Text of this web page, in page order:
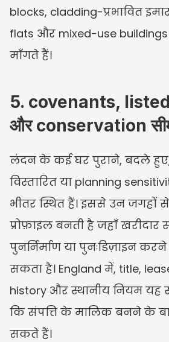
blocks, cladding-प्रभावित
flats और mixed-use
माँगते हैं।
5. covenants,
और conservation
लंदन के कई घर पुराने, बदले हुए,
विस्तारित या planning
भीतर स्थित हैं। इससे उन
प्रोफ़ाइल बनती है जहाँ खरीदार
पुनर्निर्माण या पुनःडिज़ाइन
सकता है। England में, title,
history और स्थानीय नियम
कि संपत्ति के मालिक बनने के
सकते हैं।